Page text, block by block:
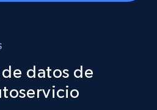
datos de